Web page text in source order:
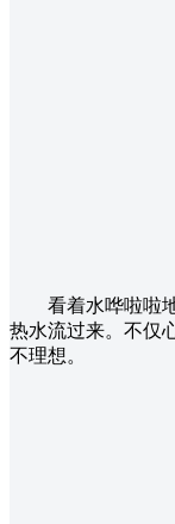
看着水哗啦啦
热水流过来。不仅
不理想。